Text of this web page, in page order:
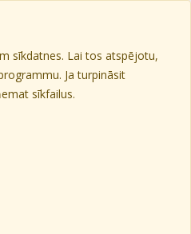
sīkdatnes. Lai tos atspējotu,
Ja turpināsit
sīkfailus.